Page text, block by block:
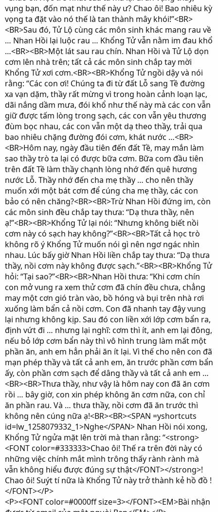
vụng bạn, đốn mạt như thế này ư? Chao ôi! Bao nhiêu kỳ
vọng ta đặt vào nó thế là tan thành mây khói!”<BR>
<BR>Sau đó, Tử Lộ cùng các môn sinh khác mang rau về
… Nhan Hồi lại luộc rau … Khổng Tử vẫn nằm im đau khổ
…<BR><BR>Một lát sau rau chín. Nhan Hồi và Tử Lộ dọn
cơm lên nhà trên; tất cả các môn sinh chắp tay mời
Khổng Tử xơi cơm.<BR><BR>Khổng Tử ngồi dậy và nói
rằng: “Các con ơi! Chúng ta đi từ đất Lỗ sang Tề đường
xa vạn dặm, thầy rất mừng vì trong hoàn cảnh loạn lạc,
dãi nắng dầm mưa, đói khổ như thế này mà các con vẫn
giữ được tấm lòng trong sạch, các con vẫn yêu thương
đùm bọc nhau, các con vẫn một dạ theo thầy, trải qua
bao nhiêu chặng đường đói cơm, khát nước …<BR>
<BR>Hôm nay, ngày đầu tiên đến đất Tề, may mắn làm
sao thầy trò ta lại có được bữa cơm. Bữa com đầu tiên
trên đất Tề làm thầy chạnh lòng nhớ đến quê hương
nước Lỗ. Thầy nhớ đến cha mẹ thầy … cho nên thầy
muốn xới một bát cơm để cúng cha mẹ thầy, các con
bảo có nên chăng?<BR><BR>Trừ Nhan Hồi đứng im, còn
các môn sinh đều chắp tay thưa: “Dạ thưa thầy, nên
ạ!”<BR><BR>Khổng Tử lại nói: “Nhưng không biết nồi
cơm này có sạch hay không?”<BR><BR>Tất cả học trò
không rõ ý Khổng Tử muốn nói gì nên ngơ ngác nhìn
nhau. Lúc bấy giờ Nhan Hồi liền chắp tay thưa: “Dạ thưa
thầy, nồi cơm này không được sạch.”<BR><BR>Khổng Tử
hỏi: “Tại sao?”<BR><BR>Nhan Hồi thưa: “Khi cơm chín
con mở vung ra xem thử cơm đã chín đều chưa, chẳng
may một cơn gió tràn vào, bồ hóng và bụi trên nhà rơi
xuống làm bẩn cả nồi cơm. Con đã nhanh tay đậy vung
lại nhưng không kịp. Sau đó con liền xới lớp cơm bẩn ra,
định vứt đi … nhưng lại nghĩ: cơm thì ít, anh em lại đông,
nếu bỏ lớp cơm bẩn này thì vô hình trung làm mất một
phần ăn, anh em hẳn phải ăn ít lại. Vì thế cho nên con đã
mạn phép thầy và tất cả anh em, ăn trước phần cơm bẩn
ấy, còn phần cơm sạch để dâng thầy và tất cả anh em …
<BR><BR>Thưa thầy, như vậy là hôm nay con đã ăn cơm
rồi … bây giờ, con xin phép không ăn cơm nữa, con chỉ
ăn phần rau. Và … thưa thầy, nồi cơm đã ăn trước thì
không nên cúng nữa ạ!<BR><BR><SPAN =yshortcuts
id=lw_1258079332_1>Nghe</SPAN> Nhan Hồi nói xong,
Khổng Tử ngửa mặt lên trời mà than rằng: “<strong>
<FONT color=#333333>Chao ôi! Thế ra trên đời này có
những việc chính mắt mình trông thấy rành rành mà
vẫn không hiểu được đúng sự thật</FONT></strong>!
Chao ôi! Suýt tí nữa là Khổng Tử này trở thành kẻ hồ đồ !
</FONT></P>
<P><FONT color=#0000ff size=3></FONT><EM>Bài nhận